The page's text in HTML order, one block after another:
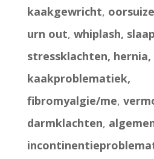
kaakgewricht,
urn out, whiplash,
stressklachten, hernia,
kaakproblematiek,
fibromyalgie/me,
darmklachten,